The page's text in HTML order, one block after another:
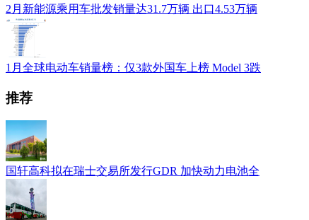
2月新能源乘用车批发销量达31.7万辆 出口4.53万辆
1月全球电动车销量榜：仅3款外国车上榜 Model 3跌
推荐
国轩高科拟在瑞士交易所发行GDR 加快动力电池全